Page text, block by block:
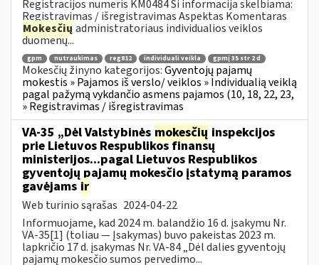
Registracijos numeris KM0484 Ši informacija skelbiama:
Registravimas / išregistravimas Aspektas Komentaras
Mokesčių administratoriaus individualios veiklos
duomenų...
gpm nutraukimas reg812 individuali veikla gpmį 35 str 2 d
Mokesčių žinyno kategorijos:Gyventojų pajamų
mokestis » Pajamos iš verslo/ veiklos » Individualią veiklą
pagal pažymą vykdančio asmens pajamos (10, 18, 22, 23,
» Registravimas / išregistravimas
VA-35 „Dėl Valstybinės mokesčių inspekcijos
prie Lietuvos Respublikos finansų
ministerijos...pagal Lietuvos Respublikos
gyventojų pajamų mokesčio įstatymą paramos
gavėjams ir
Web turinio sąrašas 2024-04-22
Informuojame, kad 2024 m. balandžio 16 d. įsakymu Nr.
VA-35[1] (toliau — Įsakymas) buvo pakeistas 2023 m.
lapkričio 17 d. įsakymas Nr. VA-84 „Dėl dalies gyventojų
pajamų mokesčio sumos pervedimo...